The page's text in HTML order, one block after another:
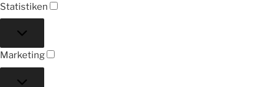
Statistiken
Marketing